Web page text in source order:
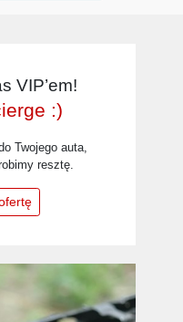
VIP’em!
:)
Twojego auta,
resztę.